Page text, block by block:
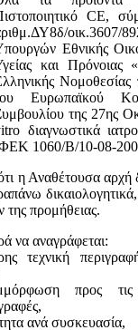
CE,
Εθνικής
και Πρόνοιας
Ευρωπαϊκού
της 27ης
διαγνωστικά
1060/Β/10-08-
η Αναθέτουσα αρχή
της προμήθειας.
να αναγράφεται:
τεχνική
προς τις
ανά συσκευασία,